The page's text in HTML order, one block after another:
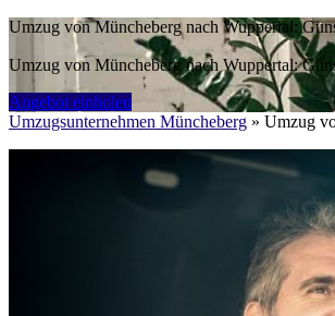
Umzug von Müncheberg nach Wuppertal:
Umzug von Müncheberg nach Wuppertal:
Angebot einholen
Umzugsunternehmen Müncheberg » Umzug